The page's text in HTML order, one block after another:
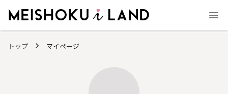
トップ マイページ